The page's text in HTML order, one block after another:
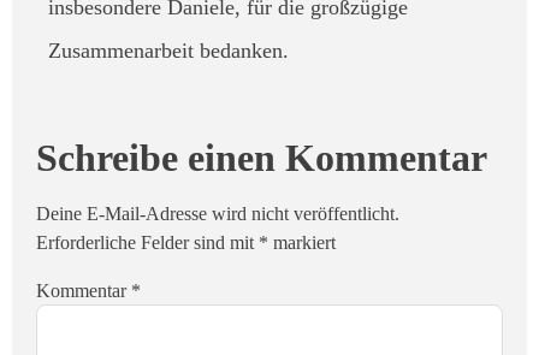
insbesondere Daniele, für die großzügige
Zusammenarbeit bedanken.
Schreibe einen Kommentar
Deine E-Mail-Adresse wird nicht veröffentlicht.
Erforderliche Felder sind mit * markiert
Kommentar *